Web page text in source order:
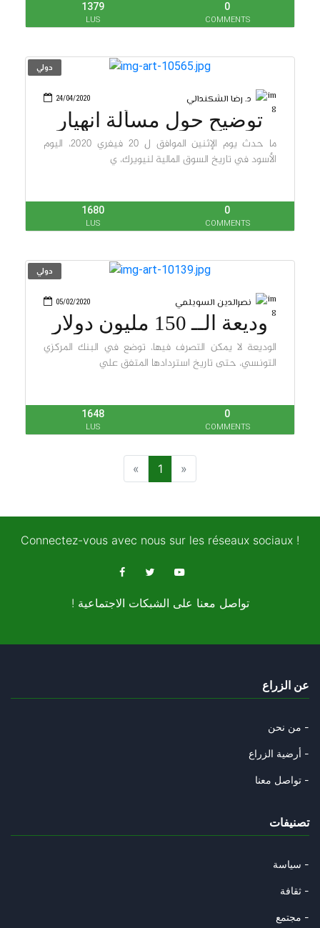
1379
LUS
0
COMMENTS
دولي
24/04/2020 د. رضا الشكندالي
توضيح حول مسألة انهيار
الاسعار
ما حدث يوم الإثنين الموافق ل 20 فيفري 2020، اليوم
الأسود في تاريخ السوق المالية لنيويرك، ي
1680
LUS
0
COMMENTS
دولي
05/02/2020 نصرالدين السويلمي
وديعة الــ 150 مليون دولار
تثي
الوديعة لا يمكن التصرف فيها، توضع في البنك المركزي
التونسي، حتى تاريخ استردادها المتفق علي
1648
LUS
0
COMMENTS
1
Connectez-vous avec nous sur les réseaux sociaux !
! تواصل معنا على الشبكات الاجتماعية
عن الزراع
من نحن -
أرضية الزراع -
تواصل معنا -
تصنيفات
سياسة -
ثقافة -
مجتمع -